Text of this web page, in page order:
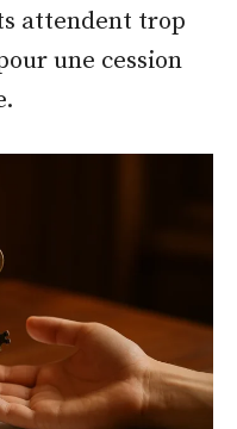
attendent trop
une cession